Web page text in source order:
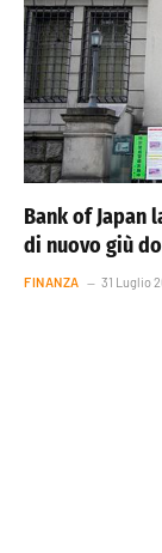
Bank of Japan
di nuovo giù
FINANZA 31 Luglio